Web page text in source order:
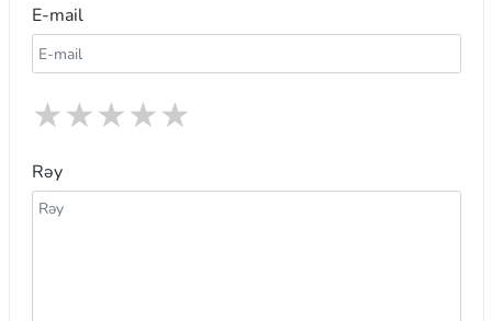
E-mail
★
★
★
★
★
Rəy